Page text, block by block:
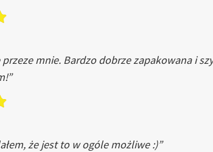
mnie. Bardzo dobrze zapakowana i
że jest to w ogóle możliwe :)”